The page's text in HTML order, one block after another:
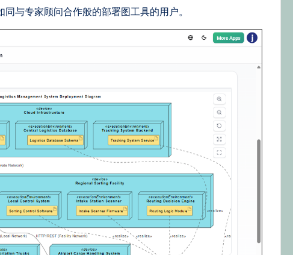
与专家顾问合作般的部署图工具的用户。